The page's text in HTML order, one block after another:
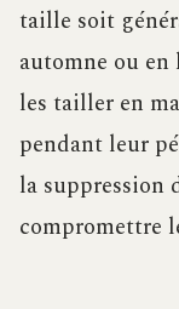
taille soit
automne ou
les tailler en
pendant leur
la suppression
compromettre